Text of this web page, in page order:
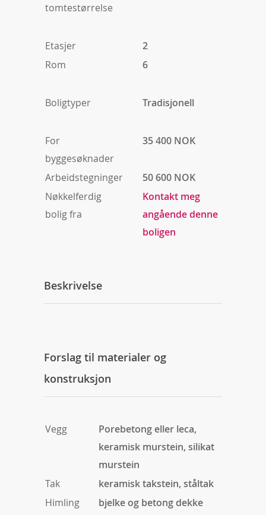
tomtestørrelse
Etasjer
2
Rom
6
Boligtyper Tradisjonell
For
byggesøknader
35 400 NOK
Arbeidstegninger
50 600 NOK
Nøkkelferdig
bolig fra
Kontakt meg
angående denne
boligen
Beskrivelse
Forslag til materialer og
konstruksjon
Vegg
Porebetong eller leca,
keramisk murstein, silikat
murstein
Tak
keramisk takstein, ståltak
Himling
bjelke og betong dekke